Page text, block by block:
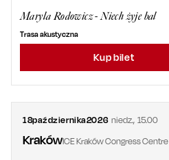
Maryla Rodowicz - Niech żyje bal
Trasa akustyczna
Kup bilet
18października2026 niedz.,15.00
KrakówICE Kraków Congress Centre